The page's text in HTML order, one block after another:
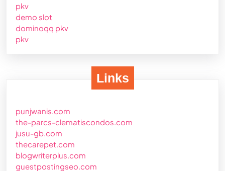
pkv
demo slot
dominoqq pkv
pkv
Links
punjwanis.com
the-parcs-clematiscondos.com
jusu-gb.com
thecarepet.com
blogwriterplus.com
guestpostingseo.com